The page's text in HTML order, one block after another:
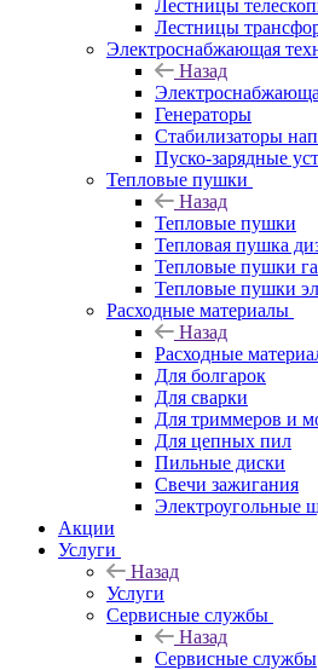
Лестницы
Лестницы
Электроснабжающая
Назад
Генераторы
Стабилизаторы
Пуско-зарядные
Тепловые пушки
Назад
Тепловые пушки
Тепловая пушка
Тепловые пушки
Тепловые пушки
Расходные материалы
Назад
Расходные
Для болгарок
Для сварки
Для триммеров и
Для цепных пил
Пильные диски
Свечи зажигания
Электроугольные
Акции
Услуги
Назад
Услуги
Сервисные службы
Назад
Сервисные службы